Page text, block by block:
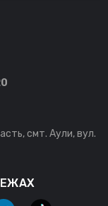
смт. Аули, вул.